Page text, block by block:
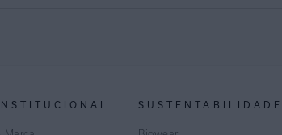
SUSTENTABILIDADE